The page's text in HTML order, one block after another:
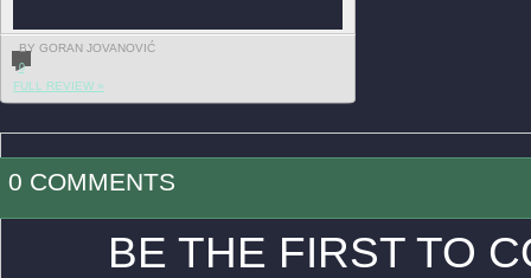
BY GORAN JOVANOVIĆ
0
FULL REVIEW »
0 COMMENTS
BE THE FIRST TO